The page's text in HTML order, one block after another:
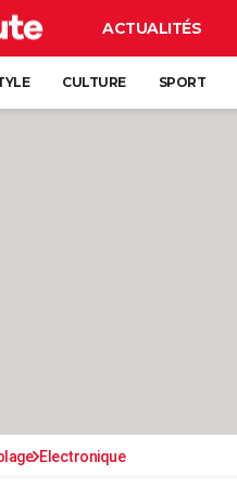
ACTUALITÉS
CULTURE SPORT
Electronique